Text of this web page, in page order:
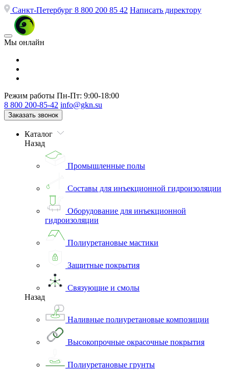
Санкт-Петербург 8 800 200 85 42 Написать директору
Мы онлайн
Режим работы Пн-Пт: 9:00-18:00
8 800 200-85-42 info@gkn.su
Заказать звонок
Каталог
Назад
Промышленные полы
Составы для инъекционной гидроизоляции
Оборудование для инъекционной
гидроизоляции
Полиуретановые мастики
Защитные покрытия
Связующие и смолы
Назад
Наливные полиуретановые композиции
Высокопрочные окрасочные покрытия
Полиуретановые грунты